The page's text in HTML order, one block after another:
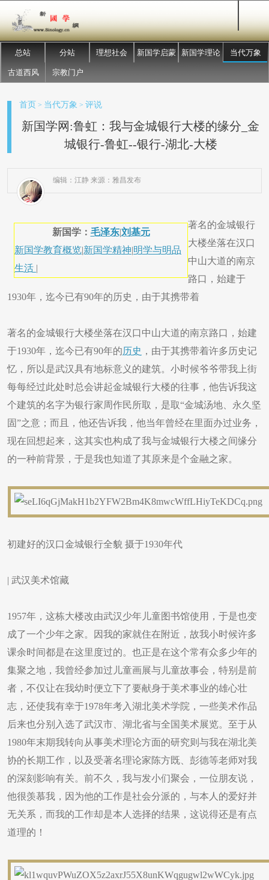
总站 分站 理想社会 新国学启蒙 新国学理论 当代万象
古道西风 宗教门户
首页 > 当代万象 > 评说
新国学网:鲁虹：我与金城银行大楼的缘分_金
城银行-鲁虹--银行-湖北-大楼
编辑：江静 来源：雅昌发布
新国学： 毛泽东|刘基元
新国学教育概览|新国学精神|明学与明品
生活 |
著名的金城银行
大楼坐落在汉口
中山大道的南京
路口，始建于
1930年，迄今已有90年的历史，由于其携带着
著名的金城银行大楼坐落在汉口中山大道的南京路口，始建
于1930年，迄今已有90年的历史 ，由于其携带着许多历史记
忆，所以是武汉具有地标意义的建筑。小时候爷爷带我上街
每每经过此处时总会讲起金城银行大楼的往事，他告诉我这
个建筑的名字为银行家周作民所取，是取“金城汤地、永久坚
固”之意；而且，他还告诉我，他当年曾经在里面办过业务，
现在回想起来，这其实也构成了我与金城银行大楼之间缘分
的一种前背景，于是我也知道了其原来是个金融之家。
初建好的汉口金城银行全貌 摄于1930年代
| 武汉美术馆藏
1957年，这栋大楼改由武汉少年儿童图书馆使用，于是也变
成了一个少年之家。因我的家就住在附近，故我小时候许多
课余时间都是在这里度过的。也正是在这个常有众多少年的
集聚之地，我曾经参加过儿童画展与儿童故事会，特别是前
者，不仅让在我幼时便立下了要献身于美术事业的雄心壮
志，还使我有幸于1978年考入湖北美术学院，一些美术作品
后来也分别入选了武汉市、湖北省与全国美术展览。至于从
1980年末期我转向从事美术理论方面的研究则与我在湖北美
协的长期工作，以及受著名理论家陈方既、彭德等老师对我
的深刻影响有关。前不久，我与发小们聚会，一位朋友说，
他很羡慕我，因为他的工作是社会分派的，与本人的爱好并
无关系，而我的工作却是本人选择的结果，这说得还是有点
道理的！